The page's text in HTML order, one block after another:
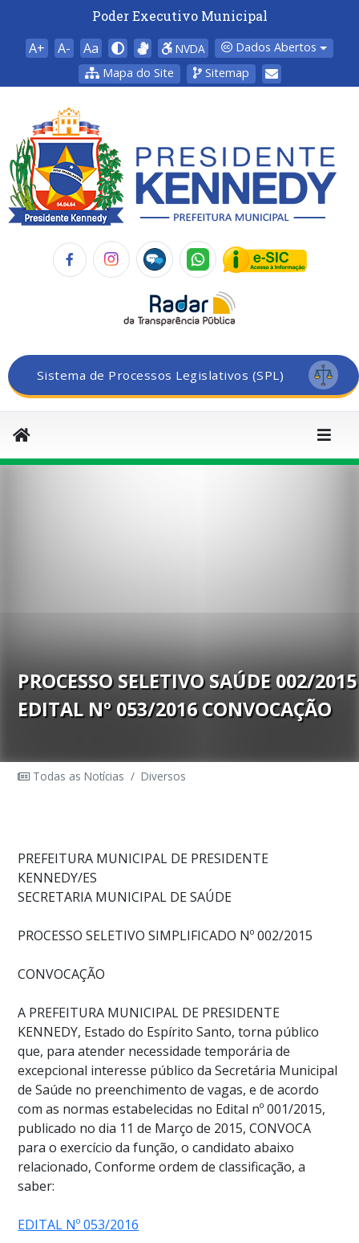
Poder Executivo Municipal
A+ A- Aa NVDA
Dados Abertos
Mapa do Site
Sitemap
Sistema de Processos Legislativos (SPL)
PROCESSO SELETIVO SAÚDE 002/2015
EDITAL Nº 053/2016 CONVOCAÇÃO
Todas as Notícias / Diversos
PREFEITURA MUNICIPAL DE PRESIDENTE
KENNEDY/ES
SECRETARIA MUNICIPAL DE SAÚDE
PROCESSO SELETIVO SIMPLIFICADO Nº 002/2015
CONVOCAÇÃO
A PREFEITURA MUNICIPAL DE PRESIDENTE
KENNEDY, Estado do Espírito Santo, torna público
que, para atender necessidade temporária de
excepcional interesse público da Secretária Municipal
de Saúde no preenchimento de vagas, e de acordo
com as normas estabelecidas no Edital nº 001/2015,
publicado no dia 11 de Março de 2015, CONVOCA
para o exercício da função, o candidato abaixo
relacionado, Conforme ordem de classificação, a
saber:
EDITAL Nº 053/2016